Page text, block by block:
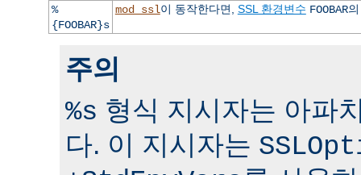
%
{FOOBAR}s
mod_ssl이 동작한다면, SSL 환경변수 FOOBAR
주의
%s 형식 지시자는 아파
다. 이 지시자는